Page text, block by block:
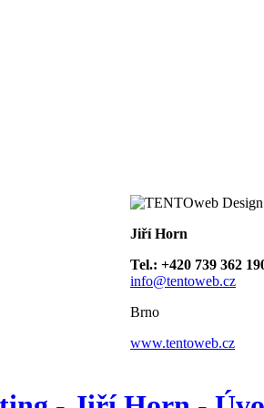
Jiří Horn
Tel.: +420 739 362
info@tentoweb.cz
Brno
www.tentoweb.cz